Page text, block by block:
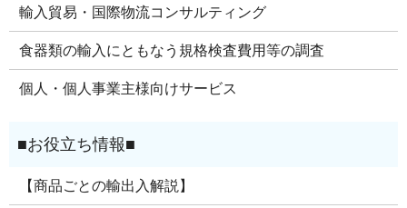
輸入貿易・国際物流コンサルティング
食器類の輸入にともなう規格検査費用等の調査
個人・個人事業主様向けサービス
【商品ごとの輸出入解説】